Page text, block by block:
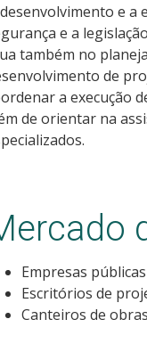
e a
e a
também no
de
a execução
de orientar na
Empresas
Escritórios de
Canteiros de obras